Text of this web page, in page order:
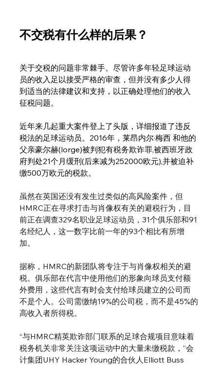
不交税有什么样的后果？
关于交税的问题非常棘手。尽管许多年轻足球运动
员的收入足以接受严格的审查，但并没有多少人得
到适当的法律建议和支持，以正确处理他们的收入
征税问题。
近年来几起重大案件登上了头版，详细报道了违反
税法的足球运动员。2016年，莱昂内尔·梅西 和他的
父亲豪尔赫(lorge)被判犯有税务欺诈罪,被西班牙政
府判处21个月缓刑(后来减为252000欧元),并被迫补
缴500万欧元的税款。
虽然在英国还没有发生过类似的高风险案件，但
HMRC正在寻求打击与肖像权有关的避税行为，目
前正在调查329名职业足球运动员，31个俱乐部和91
名经纪人，这一数字比前一年的93个相比有所增
加。
据称，HMRC的新团队将专注于与肖像权相关的避
税。俱乐部在代言中使用他们的形象向球员支付额
外费用，这些代言有时会支付给球员建立的公司而
不是个人。公司需缴纳19%的公司税，而不是45%的
高收入者所得税。
“与HMRC精英欺诈部门联系的足球合规项目意味着
税务机关非常关注这项运动中的大量未缴税款，”会
计集团UHY Hacker Young的合伙人Elliott Buss